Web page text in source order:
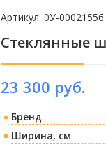
Артикул: 0У-00021556
Стеклянные
23 300 руб.
Бренд
Ширина, см